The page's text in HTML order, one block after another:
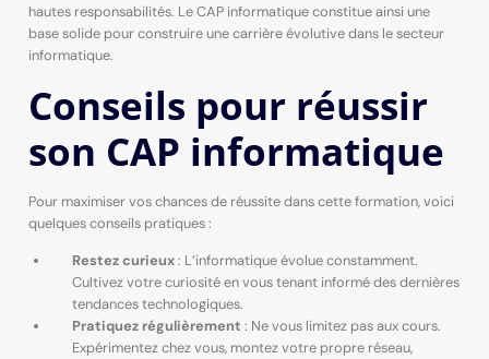
hautes responsabilités. Le CAP informatique constitue ainsi une
base solide pour construire une carrière évolutive dans le secteur
informatique.
Conseils pour réussir
son CAP informatique
Pour maximiser vos chances de réussite dans cette formation, voici
quelques conseils pratiques :
Restez curieux: L’informatique évolue constamment.
Cultivez votre curiosité en vous tenant informé des dernières
tendances technologiques.
Pratiquez régulièrement : Ne vous limitez pas aux cours.
Expérimentez chez vous, montez votre propre réseau,